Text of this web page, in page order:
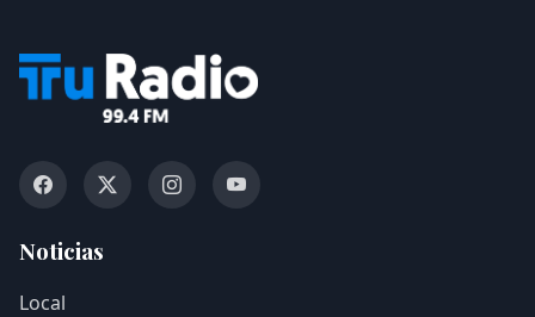
Noticias
Local